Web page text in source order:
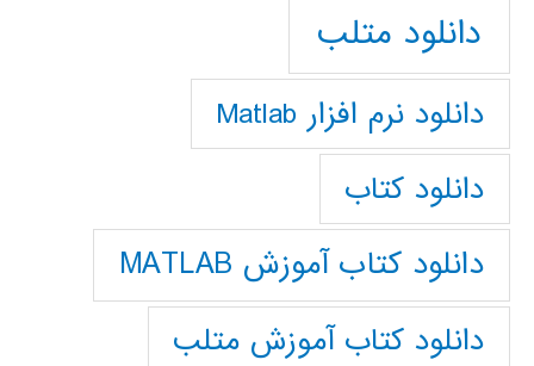
دانلود متلب
دانلود نرم افزار Matlab
دانلود کتاب
دانلود کتاب آموزش MATLAB
دانلود کتاب آموزش متلب